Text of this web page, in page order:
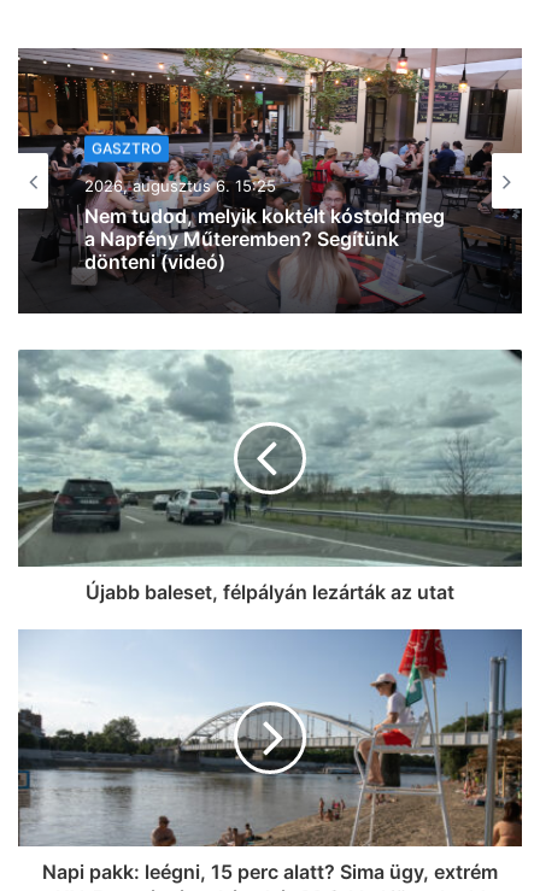
KIKAPCS
2026, augusztus 6. 13:49
Egy ilyen hírtől még nekünk is leesett az
állunk: most iPhone 17-et nyerhetsz a
Malátában! (videó)
Újabb baleset, félpályán lezárták az utat
Napi pakk: leégni, 15 perc alatt? Sima ügy, extrém